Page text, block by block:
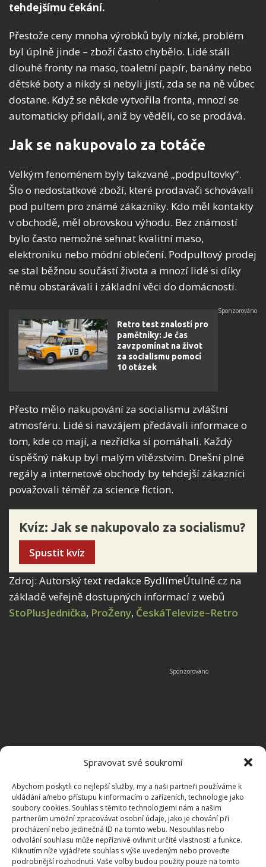
Spravovat své soukromí
Abychom poskytli co nejlepší služby, my a naši partneři používáme k
ukládání a/nebo přístupu k informacím o zařízeních, technologie jako
soubory cookies. Souhlas s těmito technologiemi nám a našim
partnerům umožní zpracovávat osobní údaje, jako je chování při
procházení nebo jedinečná ID na tomto webu. Nesouhlas nebo
odvolání souhlasu může nepříznivě ovlivnit určité vlastnosti a funkce.
Kliknutím níže vyjádřete souhlas s výše uvedeným nebo proveďte
podrobnější rozhodnutí. Vaše volby budou použity pouze na tomto
tehdejšímu čekání.
Přestože ceny mnoha výrobků byly nízké, problém
byl úplně jinde – zboží často chybělo. Lidé stáli
dlouhé fronty na maso, toaletní papír, banány nebo
dětské boty a nikdy si nebyli jistí, zda se na ně vůbec
dostane. Když se někde vytvořila fronta, mnozí se
automaticky přidali, aniž by věděli, co se prodává.
Jak se nakupovalo za totáče
Velkým fenoménem byly takzvané „podpultovky“.
Šlo o nedostatkové zboží, které prodavači schovávali
pod pultem pro známé zákazníky. Kdo měl kontakty
v obchodě, měl obrovskou výhodu. Bez známostí
bylo často nemožné sehnat kvalitní maso,
elektroniku nebo módní oblečení. Podpultový prodej
se stal běžnou součástí života a mnozí lidé si díky
němu obstarávali i základní věci do domácnosti.
Retro test znalostí pro
pamětníky: Je čas
zavzpomínat na život
za socialismu pomocí
10 otázek
Přesto mělo nakupování za socialismu zvláštní
atmosféru. Lidé si navzájem předávali informace o
tom, kde co mají, a nezřídka si pomáhali. Každý
úspěšný nákup byl malým vítězstvím. Dnešní plné
regály a internetové obchody by tehdejší zákazníci
považovali téměř za science fiction.
Kvíz: Jak se nakupovalo za socialismu?
Spustit kvíz
Zdroj: Autorský text redakce BydlímeÚtulně.cz na
základě veřejně dostupných informací z webů
StoPlusJednička, ProŽeny, ČeskáTelevize–Retro